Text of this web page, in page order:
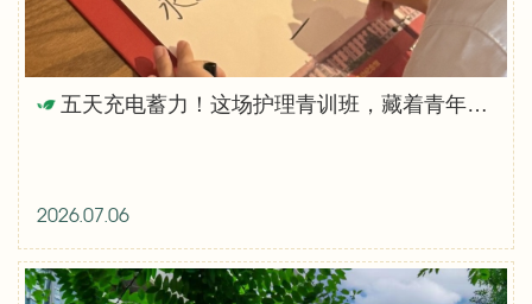
五天充电蓄力！这场护理青训班，藏着青年护士成长的万千可能
2026.07.06